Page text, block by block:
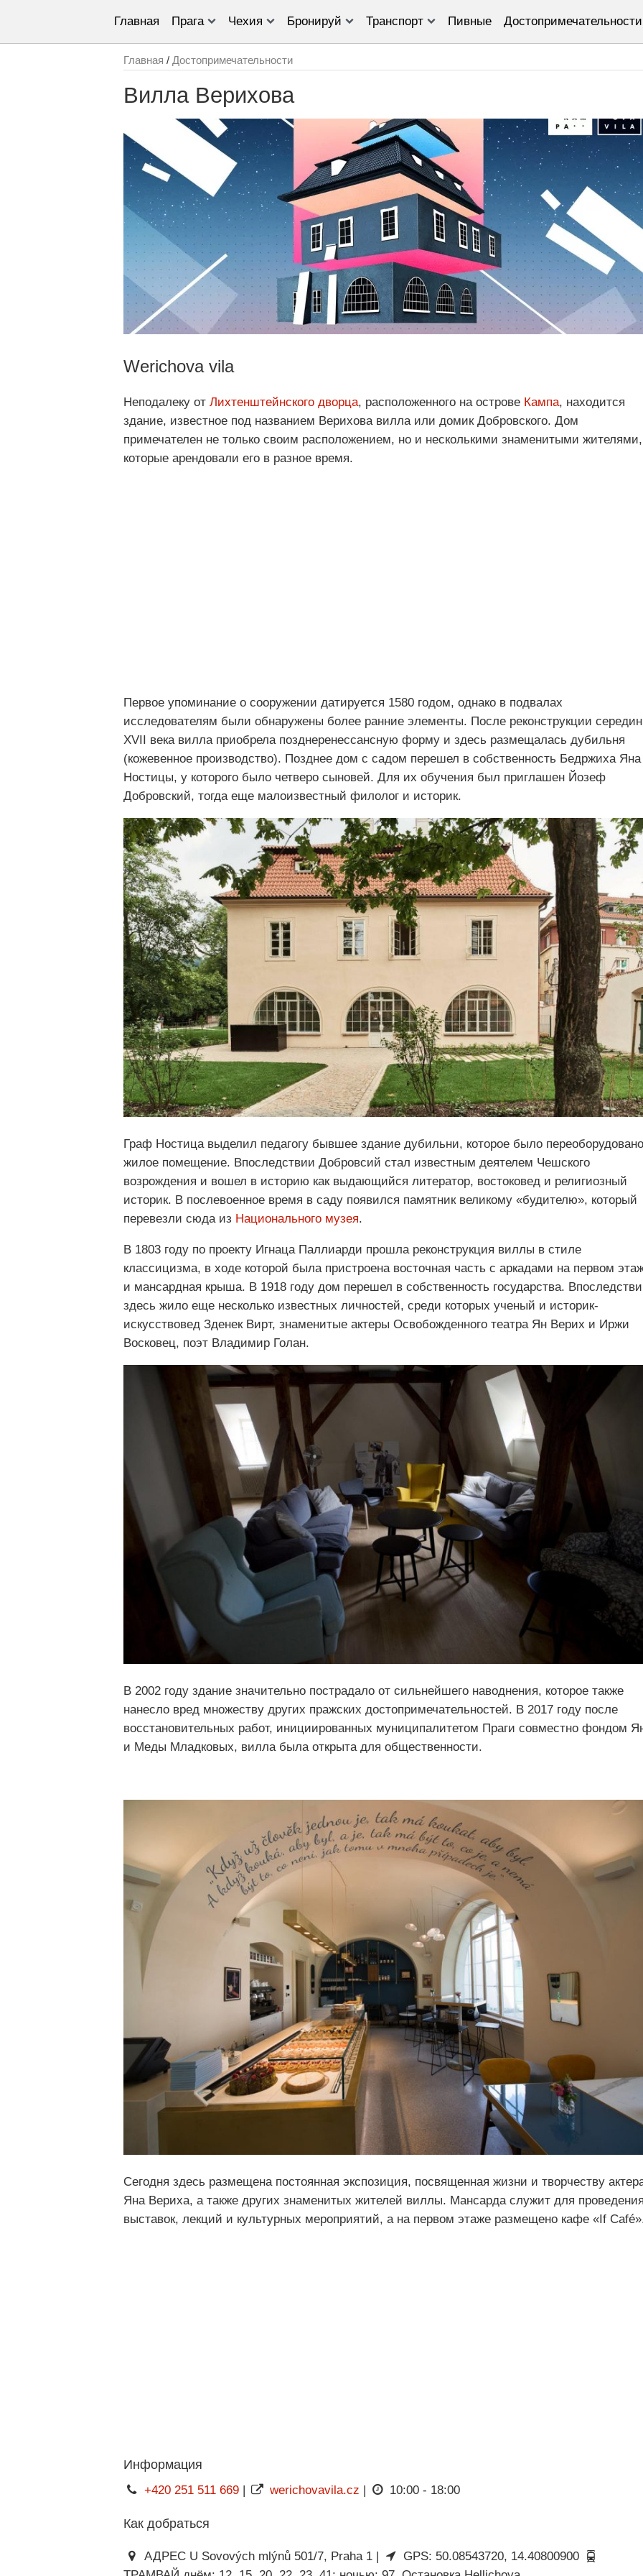
Главная Прага Чехия Бронируй Транспорт Пивные Достопримечательности
Главная / Достопримечательности
Вилла Верихова
Werichova vila
Неподалеку от Лихтенштейнского дворца, расположенного на острове Кампа, находится
здание, известное под названием Верихова вилла или домик Добровского. Дом
примечателен не только своим расположением, но и несколькими знаменитыми жителями,
которые арендовали его в разное время.
Первое упоминание о сооружении датируется 1580 годом, однако в подвалах
исследователям были обнаружены более ранние элементы. После реконструкции
XVII века вилла приобрела позднеренессансную форму и здесь размещалась дубильня
(кожевенное производство). Позднее дом с садом перешел в собственность Бедржиха Яна
Ностицы, у которого было четверо сыновей. Для их обучения был приглашен Йозеф
Добровский, тогда еще малоизвестный филолог и историк.
Граф Ностица выделил педагогу бывшее здание дубильни, которое было
жилое помещение. Впоследствии Добровсий стал известным деятелем Чешского
возрождения и вошел в историю как выдающийся литератор, востоковед и религиозный
историк. В послевоенное время в саду появился памятник великому «будителю», который
перевезли сюда из Национального музея.
В 1803 году по проекту Игнаца Паллиарди прошла реконструкция виллы в стиле
классицизма, в ходе которой была пристроена восточная часть с аркадами на первом
и мансардная крыша. В 1918 году дом перешел в собственность государства.
здесь жило еще несколько известных личностей, среди которых ученый и историк-
искусствовед Зденек Вирт, знаменитые актеры Освобожденного театра Ян Верих и Иржи
Восковец, поэт Владимир Голан.
В 2002 году здание значительно пострадало от сильнейшего наводнения, которое также
нанесло вред множеству других пражских достопримечательностей. В 2017 году после
восстановительных работ, инициированных муниципалитетом Праги совместно фондом
и Меды Младковых, вилла была открыта для общественности.
Сегодня здесь размещена постоянная экспозиция, посвященная жизни и творчеству
Яна Вериха, а также других знаменитых жителей виллы. Мансарда служит для
выставок, лекций и культурных мероприятий, а на первом этаже размещено кафе «If
Информация
+420 251 511 669| werichovavila.cz | 10:00 - 18:00
Как добраться
АДРЕС U Sovových mlýnů 501/7, Praha 1 |
GPS: 50.08543720, 14.40800900